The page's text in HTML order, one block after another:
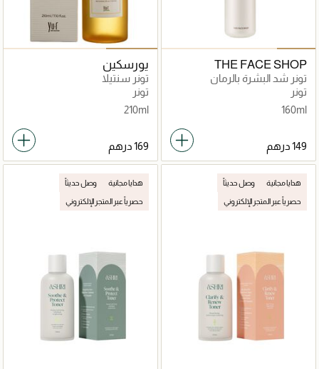
THE FACE SHOP
تونر شد البشرة بالرمان
والكولاجين
تونر
160ml
يورسكين
تونر سنتيلا
تونر
210ml
هدايا مجانية وصل حديثاً
حصرياً عبر المتجر الإلكتروني
هدايا مجانية وصل حديثاً
حصرياً عبر المتجر الإلكتروني